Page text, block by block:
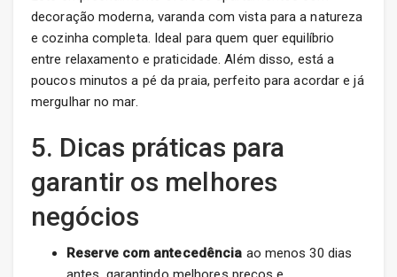
decoração moderna, varanda com vista para a natureza
e cozinha completa. Ideal para quem quer equilíbrio
entre relaxamento e praticidade. Além disso, está a
poucos minutos a pé da praia, perfeito para acordar e já
mergulhar no mar.
5. Dicas práticas para
garantir os melhores
negócios
Reserve com antecedência ao menos 30 dias